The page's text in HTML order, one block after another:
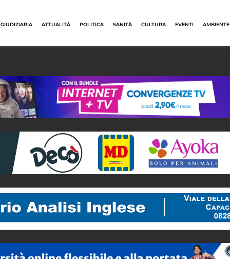
GIUDIZIARIA ATTUALITÀ POLITICA SANITÀ CULTURA EVENTI AMBIENTE